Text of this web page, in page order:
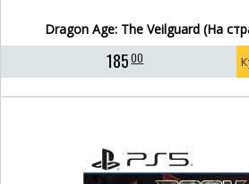
Dragon Age: The Veilguard (На
18500